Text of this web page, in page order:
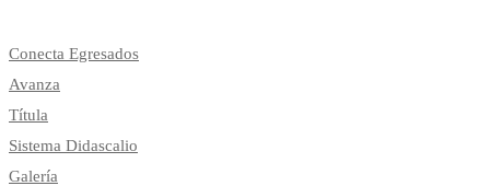
Conecta Egresados
Avanza
Títula
Sistema Didascalio
Galería